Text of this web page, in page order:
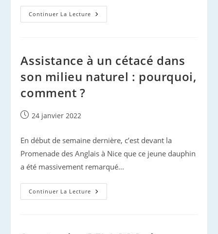
Continuer La Lecture Mortalité
Par
Les
Marsouins
Assistance à un cétacé dans
son milieu naturel : pourquoi,
comment ?
Publication
24 janvier 2022
En début de semaine dernière, c’est devant la
Promenade des Anglais à Nice que ce jeune dauphin
a été massivement remarqué...
Continuer La Lecture Assistance
À